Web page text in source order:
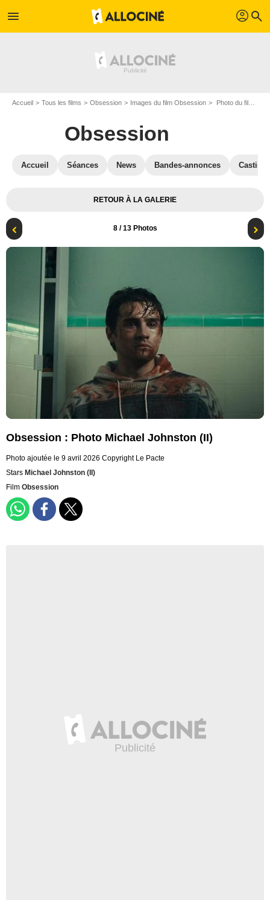
menu profil search
Accueil Tous les films Obsession Images du film Obsession Photo du film Obsession - Photo 8
Obsession
Accueil Séances News Bandes-annonces Casting
RETOUR À LA GALERIE
8/ 13 Photos
Obsession : Photo Michael Johnston (II)
Photo ajoutée le 9 avril 2026 Copyright Le Pacte
Stars Michael Johnston (II)
Film Obsession